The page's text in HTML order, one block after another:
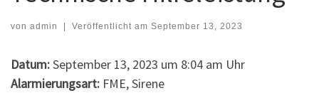
von admin Veröffentlicht am September 13, 2023
Datum:September 13, 2023 um 8:04 am Uhr
Alarmierungsart: FME, Sirene